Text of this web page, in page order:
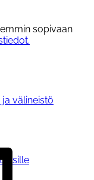
välineistö
sopivaan